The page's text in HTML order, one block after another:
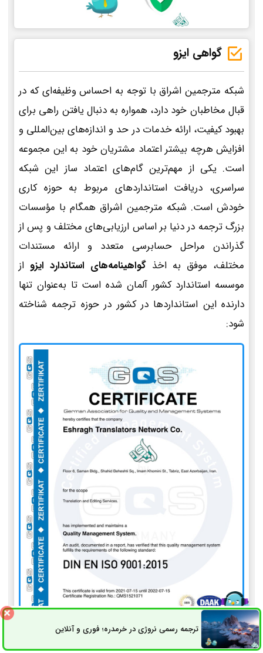
گواهی ایزو
شبکه مترجمین اشراق با توجه به احساس وظیفه‌ای که در
قبال مخاطبان خود دارد، همواره به دنبال یافتن راهی برای
بهبود کیفیت، ارائه خدمات در حد و اندازه‌های بین‌المللی و
افزایش هرچه بیشتر اعتماد مشتریان خود به این مجموعه
است. یکی از مهم‌ترین گام‌های اعتماد ساز این شبکه
سراسری، دریافت استانداردهای مربوط به حوزه کاری
خودش است. شبکه مترجمین اشراق همگام با مؤسسات
بزرگ ترجمه در دنیا بر اساس ارزیابی‌های مختلف و پس از
گذراندن مراحل حسابرسی متعدد و ارائه مستندات
مختلف، موفق به اخذ گواهینامه‌های استاندارد ایزو از
موسسه استاندارد کشور آلمان شده است تا به‌عنوان تنها
دارنده این استانداردها در کشور در حوزه ترجمه شناخته
شود:
ترجمه رسمی نروژی در خرمدره؛ فوری و آنلاینثبت سفارش راه های ارتباطی